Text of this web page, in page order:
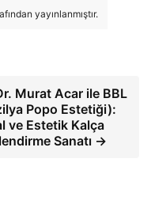
yayınlanmıştır.
Murat Acar ile BBL
Popo Estetiği):
ve Estetik Kalça
Sanatı →